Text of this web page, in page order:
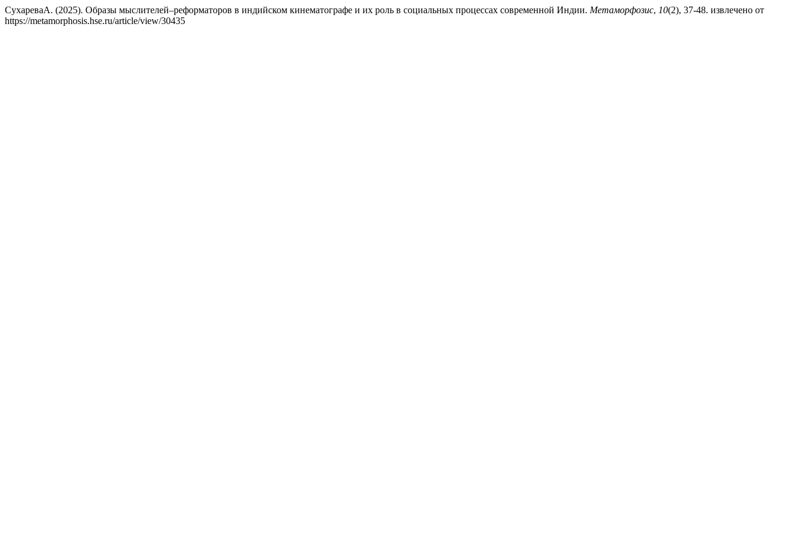
СухареваА. (2025). Образы мыслителей–реформаторов в индийском кинематографе и их роль в социальных процессах современной Индии. Метаморфозис, 10(2), 37-48. извлечено от
https://metamorphosis.hse.ru/article/view/30435